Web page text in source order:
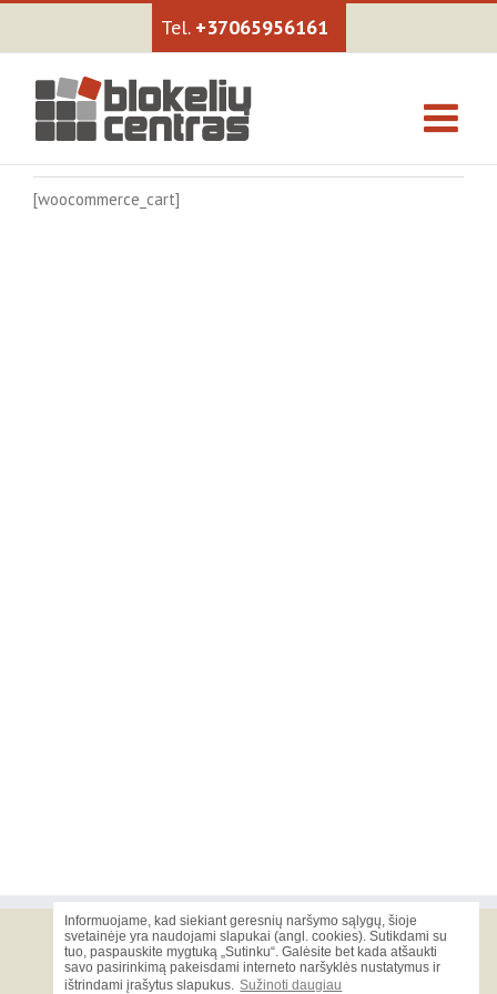
Informuojame, kad siekiant geresnių naršymo sąlygų, šioje
svetainėje yra naudojami slapukai (angl. cookies). Sutikdami su
tuo, paspauskite mygtuką „Sutinku“. Galėsite bet kada atšaukti
savo pasirinkimą pakeisdami interneto naršyklės nustatymus ir
ištrindami įrašytus slapukus. Sužinoti daugiau
+37065956161
[woocommerce_cart]
Viskas nuo pamatų iki stogo!